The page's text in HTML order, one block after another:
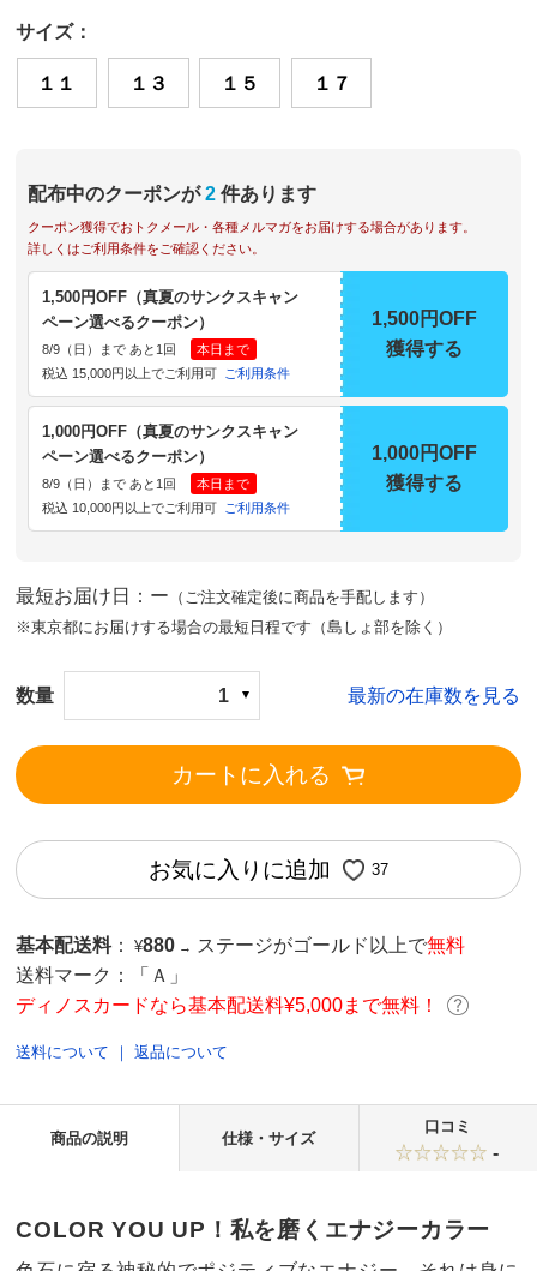
サイズ：
１１ １３ １５ １７
配布中のクーポンが 2 件あります
クーポン獲得でおトクメール・各種メルマガをお届けする場合があります。
詳しくはご利用条件をご確認ください。
1,500円OFF（真夏のサンクスキャン
ペーン選べるクーポン）
8/9（日）まで あと1回
本日まで
税込 15,000円以上でご利用可
ご利用条件
1,500円OFF
獲得する
1,000円OFF（真夏のサンクスキャン
ペーン選べるクーポン）
8/9（日）まで あと1回
本日まで
税込 10,000円以上でご利用可
ご利用条件
1,000円OFF
獲得する
最短お届け日：ー （ご注文確定後に商品を手配します）
※東京都にお届けする場合の最短日程です（島しょ部を除く）
数量 1 最新の在庫数を見る
カートに入れる
お気に入りに追加 37
基本配送料 ： ¥880 → ステージがゴールド以上で無料
送料マーク：
「Ａ」
ディノスカードなら基本配送料¥5,000まで無料！
送料について ｜返品について
商品の説明 仕様・サイズ
口コミ
-
COLOR YOU UP！私を磨くエナジーカラー